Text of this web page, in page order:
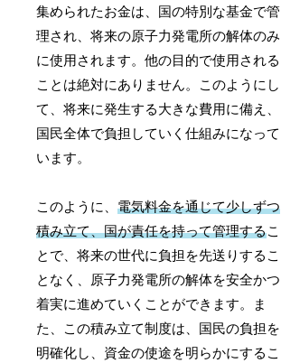
集められたお金は、国の特別な基金で管
理され、将来の原子力発電所の解体のみ
に使用されます。他の目的で使用される
ことは絶対にありません。このようにし
て、将来に発生する大きな費用に備え、
国民全体で負担していく仕組みになって
います。
このように、電気料金を通じて少しずつ
積み立て、国が責任を持って管理するこ
とで、将来の世代に負担を先送りするこ
となく、原子力発電所の解体を安全かつ
着実に進めていくことができます。ま
た、この積み立て制度は、国民の負担を
明確化し、資金の使途を明らかにするこ